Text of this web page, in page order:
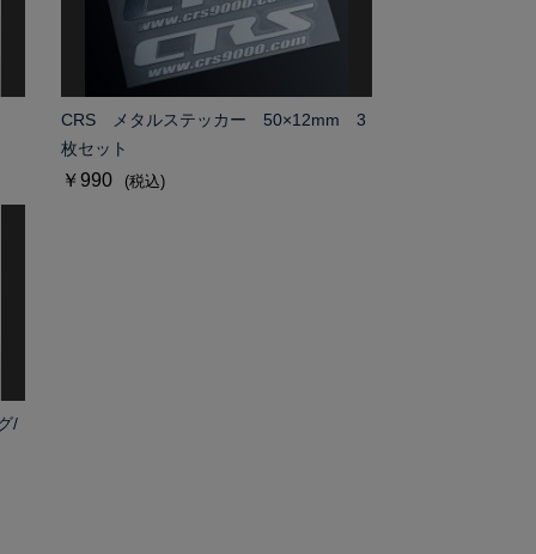
CRS メタルステッカー 50×12mm 3
枚セット
￥990 (税込)
/